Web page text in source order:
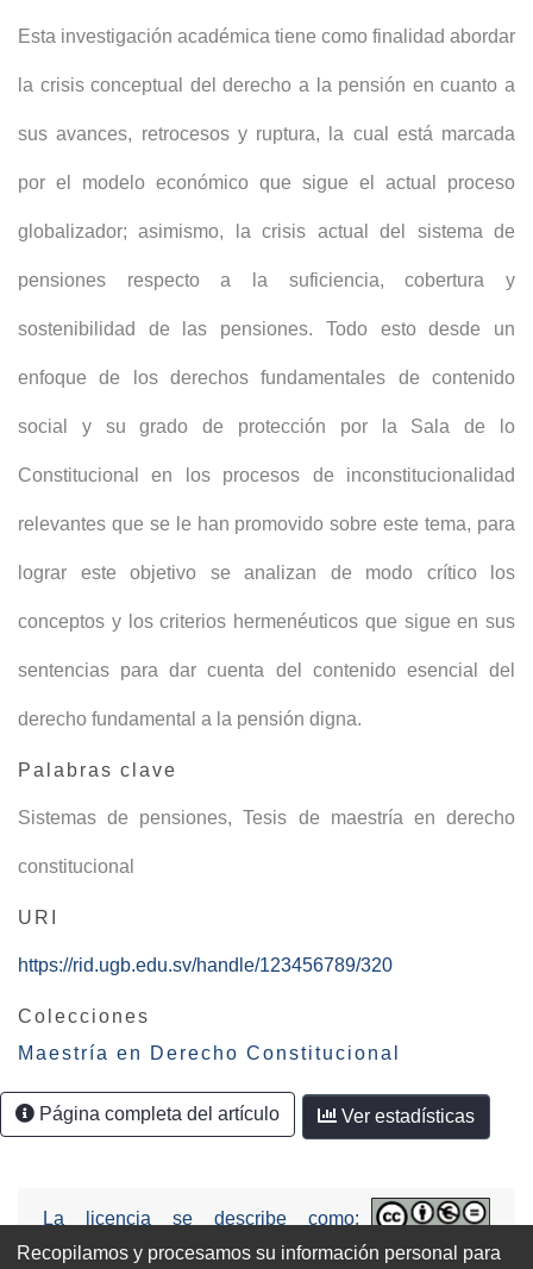
Esta investigación académica tiene como finalidad abordar
la crisis conceptual del derecho a la pensión en cuanto a
sus avances, retrocesos y ruptura, la cual está marcada
por el modelo económico que sigue el actual proceso
globalizador; asimismo, la crisis actual del sistema de
pensiones respecto a la suficiencia, cobertura y
sostenibilidad de las pensiones. Todo esto desde un
enfoque de los derechos fundamentales de contenido
social y su grado de protección por la Sala de lo
Constitucional en los procesos de inconstitucionalidad
relevantes que se le han promovido sobre este tema, para
lograr este objetivo se analizan de modo crítico los
conceptos y los criterios hermenéuticos que sigue en sus
sentencias para dar cuenta del contenido esencial del
derecho fundamental a la pensión digna.
Palabras clave
Sistemas de pensiones, Tesis de maestría en derecho
constitucional
URI
https://rid.ugb.edu.sv/handle/123456789/320
Colecciones
Maestría en Derecho Constitucional
Página completa del artículo Ver estadísticas
La licencia se describe como:
Attribution-NonCommercial-NoDerivs
Recopilamos y procesamos su información personal para